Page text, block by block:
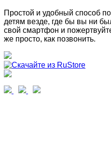
Простой и удобный способ
детям везде, где бы вы ни
свой смартфон и
же просто, как позвонить.